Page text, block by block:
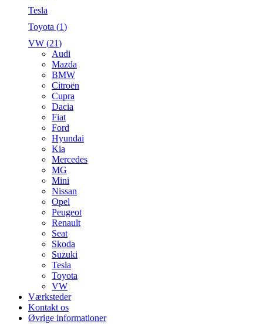
Tesla
Toyota (1)
VW (21)
Audi
Mazda
BMW
Citroën
Cupra
Dacia
Fiat
Ford
Hyundai
Kia
Mercedes
MG
Mini
Nissan
Opel
Peugeot
Renault
Seat
Skoda
Suzuki
Tesla
Toyota
VW
Værksteder
Kontakt os
Øvrige informationer